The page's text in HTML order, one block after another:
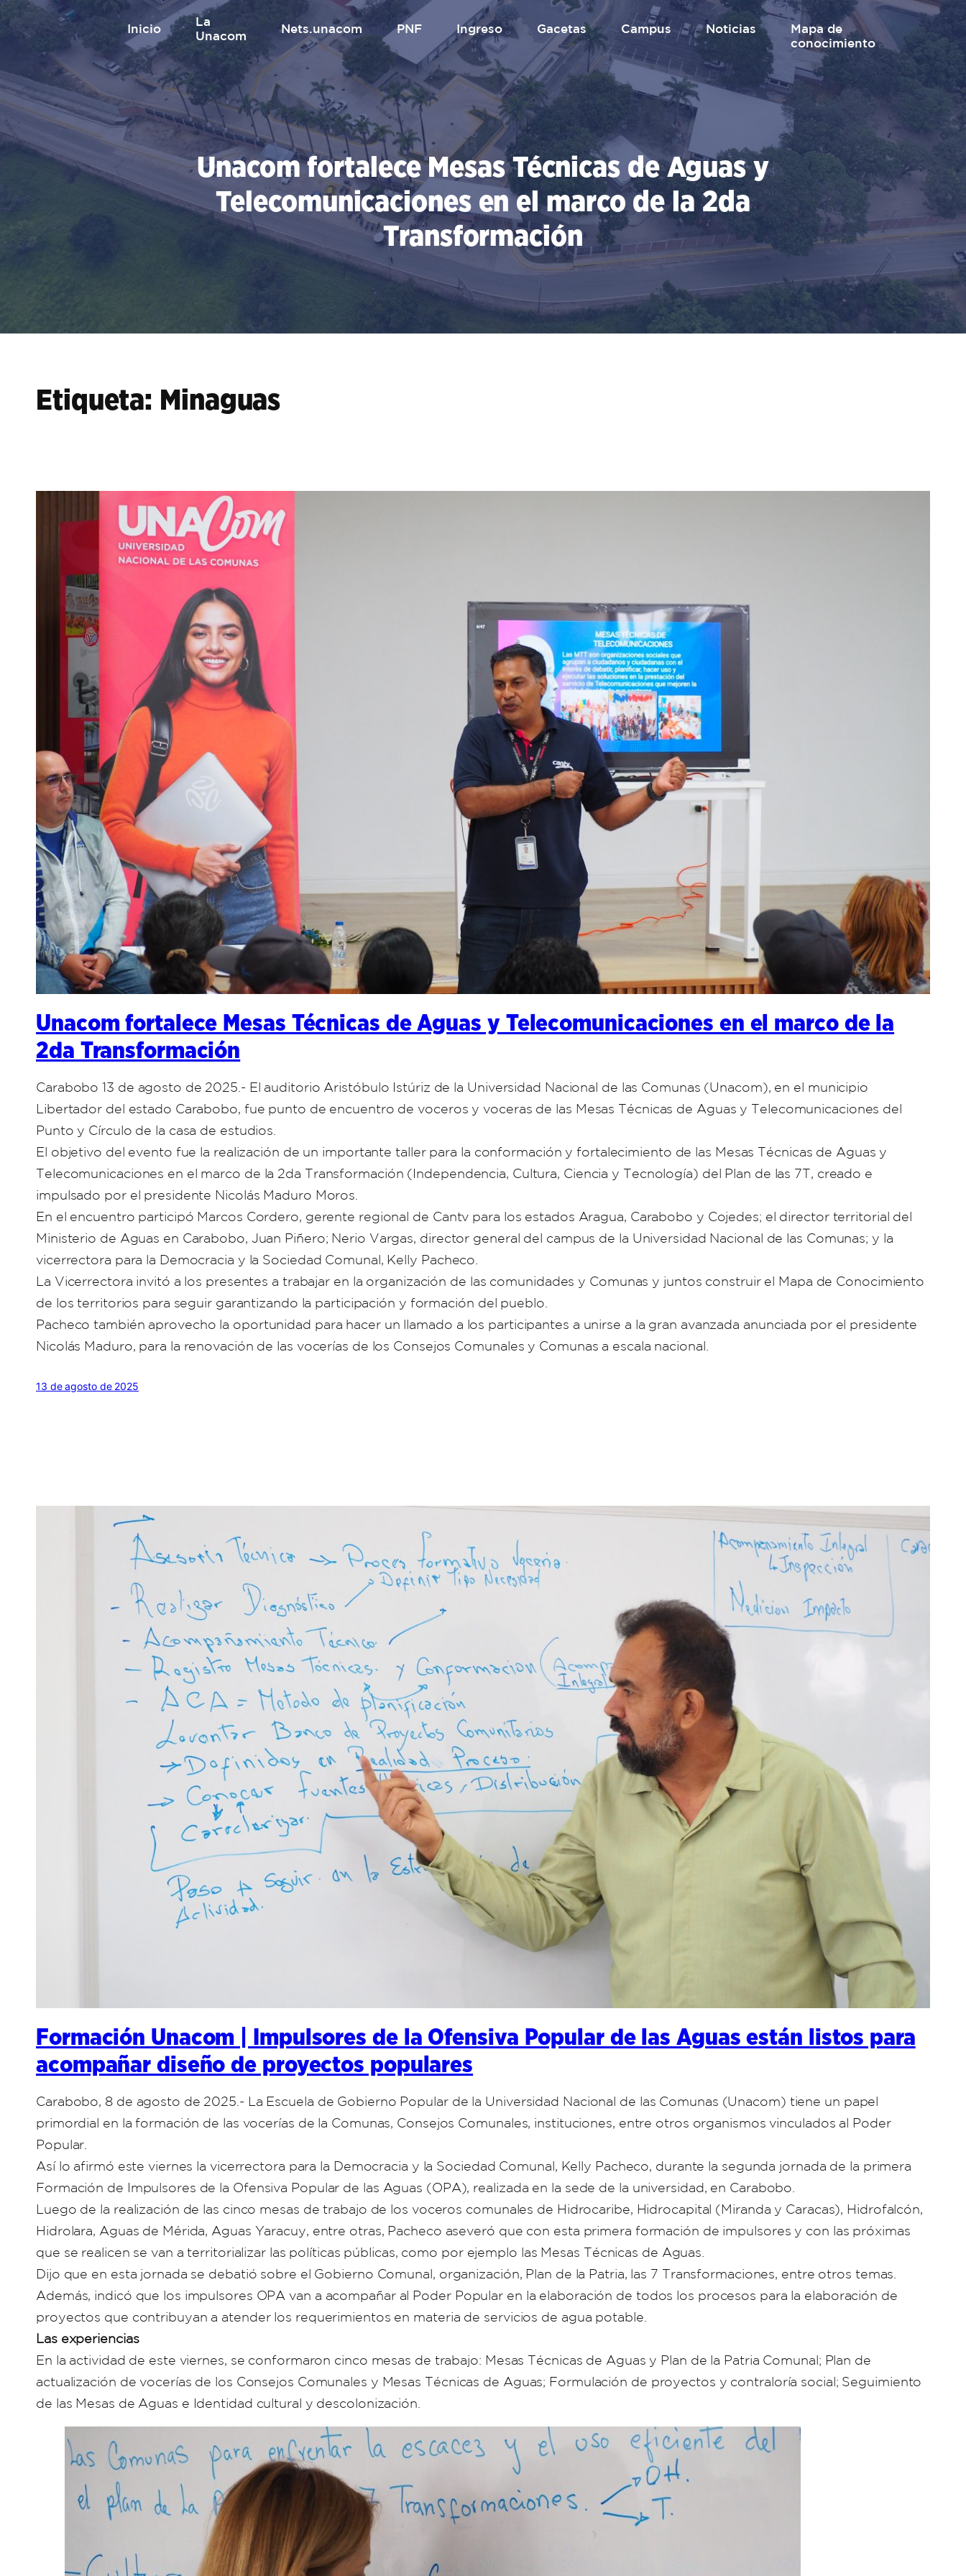
Saltar
inicio
La
Unacom
nets.unacom PNF Ingreso gacetas Campus Noticias
mapa de
conocimiento
Unacom fortalece Mesas Técnicas de Aguas y
Telecomunicaciones en el marco de la 2da
Transformación
Etiqueta: Minaguas
Unacom fortalece Mesas Técnicas de Aguas y Telecomunicaciones en el marco de la
2da Transformación
Carabobo 13 de agosto de 2025.- El auditorio Aristóbulo Istúriz de la Universidad Nacional de las Comunas (Unacom), en el municipio
Libertador del estado Carabobo, fue punto de encuentro de voceros y voceras de las Mesas Técnicas de Aguas y Telecomunicaciones del
Punto y Círculo de la casa de estudios.
El objetivo del evento fue la realización de un importante taller para la conformación y fortalecimiento de las Mesas Técnicas de Aguas y
Telecomunicaciones en el marco de la 2da Transformación (Independencia, Cultura, Ciencia y Tecnología) del Plan de las 7T, creado e
impulsado por el presidente Nicolás Maduro Moros.
En el encuentro participó Marcos Cordero, gerente regional de Cantv para los estados Aragua, Carabobo y Cojedes; el director territorial del
Ministerio de Aguas en Carabobo, Juan Piñero; Nerio Vargas, director general del campus de la Universidad Nacional de las Comunas; y la
vicerrectora para la Democracia y la Sociedad Comunal, Kelly Pacheco.
La Vicerrectora invitó a los presentes a trabajar en la organización de las comunidades y Comunas y juntos construir el Mapa de Conocimiento
de los territorios para seguir garantizando la participación y formación del pueblo.
Pacheco también aprovecho la oportunidad para hacer un llamado a los participantes a unirse a la gran avanzada anunciada por el presidente
Nicolás Maduro, para la renovación de las vocerías de los Consejos Comunales y Comunas a escala nacional.
13 de agosto de 2025
Formación Unacom | Impulsores de la Ofensiva Popular de las Aguas están listos para
acompañar diseño de proyectos populares
Carabobo, 8 de agosto de 2025.- La Escuela de Gobierno Popular de la Universidad Nacional de las Comunas (Unacom) tiene un papel
primordial en la formación de las vocerías de la Comunas, Consejos Comunales, instituciones, entre otros organismos vinculados al Poder
Popular.
Así lo afirmó este viernes la vicerrectora para la Democracia y la Sociedad Comunal, Kelly Pacheco, durante la segunda jornada de la primera
Formación de Impulsores de la Ofensiva Popular de las Aguas (OPA), realizada en la sede de la universidad, en Carabobo.
Luego de la realización de las cinco mesas de trabajo de los voceros comunales de Hidrocaribe, Hidrocapital (Miranda y Caracas), Hidrofalcón,
Hidrolara, Aguas de Mérida, Aguas Yaracuy, entre otras, Pacheco aseveró que con esta primera formación de impulsores y con las próximas
que se realicen se van a territorializar las políticas públicas, como por ejemplo las Mesas Técnicas de Aguas.
Dijo que en esta jornada se debatió sobre el Gobierno Comunal, organización, Plan de la Patria, las 7 Transformaciones, entre otros temas.
Además, indicó que los impulsores OPA van a acompañar al Poder Popular en la elaboración de todos los procesos para la elaboración de
proyectos que contribuyan a atender los requerimientos en materia de servicios de agua potable.
Las experiencias
En la actividad de este viernes, se conformaron cinco mesas de trabajo: Mesas Técnicas de Aguas y Plan de la Patria Comunal; Plan de
actualización de vocerías de los Consejos Comunales y Mesas Técnicas de Aguas; Formulación de proyectos y contraloría social; Seguimiento
de las Mesas de Aguas e Identidad cultural y descolonización.